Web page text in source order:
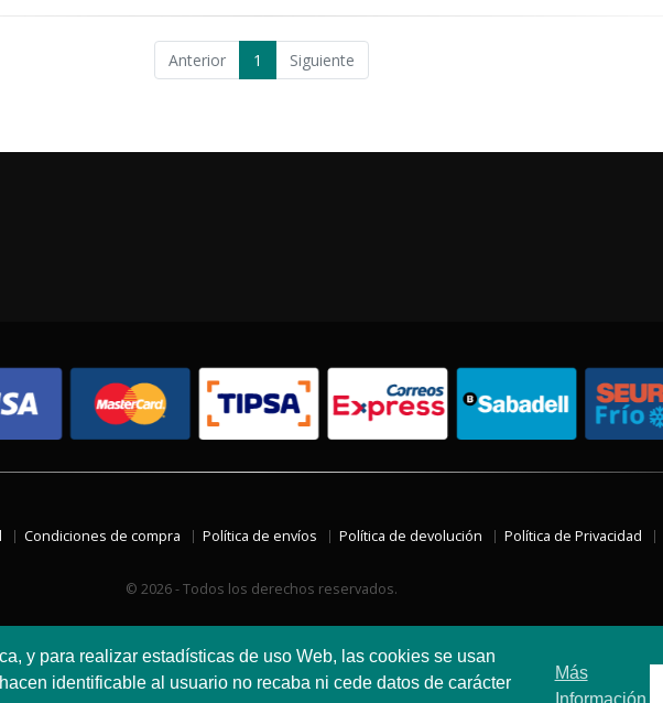
y para realizar estadísticas de uso Web, las cookies se usan
identificable al usuario no recaba ni cede datos de carácter
Más
Información
Anterior 1 Siguiente
Condiciones de compra Política de envíos Política de devolución Política de Privacidad
© 2026 - Todos los derechos reservados.